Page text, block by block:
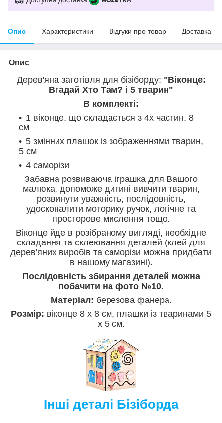
Опис Характеристики Відгуки про товар Доставка
Опис
Дерев'яна заготівля для бізіборду: "Віконце:
Вгадай Хто Там? і 5 тварин"
В комплекті:
1 віконце, що складається з 4х частин, 8
см
5 змінних плашок із зображеннями тварин,
5 см
4 саморізи
Забавна розвиваюча іграшка для Вашого
малюка, допоможе дитині вивчити тварин,
розвинути уважність, послідовність,
удосконалити моторику ручок, логічне та
просторове мислення тощо.
Віконце йде в розібраному вигляді, необхідне
складання та склеювання деталей (клей для
дерев'яних виробів та саморізи можна придбати
в нашому магазині).
Послідовність збирання деталей можна
побачити на фото №10.
Матеріал: березова фанера.
Розмір: віконце 8 х 8 см, плашки із тваринами 5
х 5 см.
Інші деталі Бізіборда